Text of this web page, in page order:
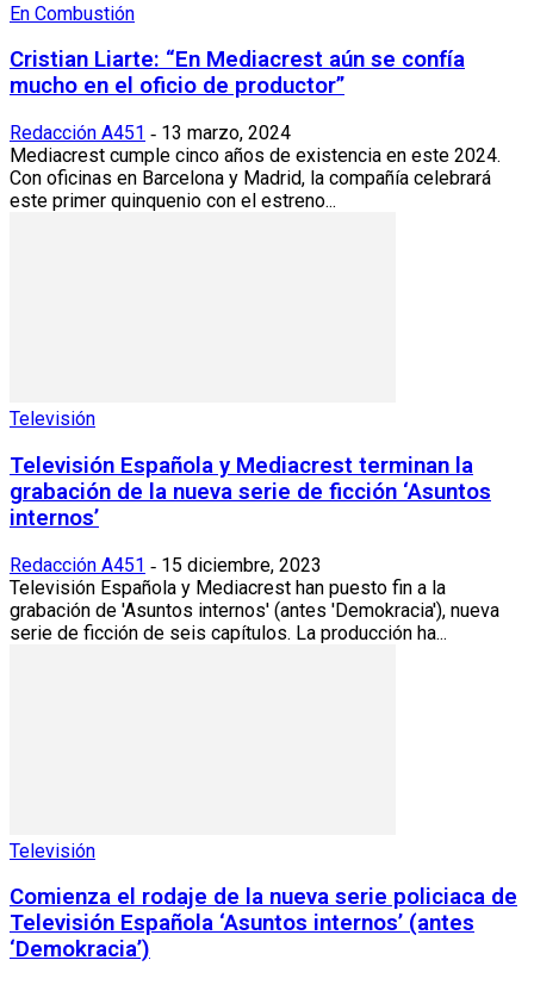
En Combustión
Cristian Liarte: “En Mediacrest aún se confía
mucho en el oficio de productor”
Redacción A451 - 13 marzo, 2024
Mediacrest cumple cinco años de existencia en este 2024.
Con oficinas en Barcelona y Madrid, la compañía celebrará
este primer quinquenio con el estreno...
Televisión
Televisión Española y Mediacrest terminan la
grabación de la nueva serie de ficción ‘Asuntos
internos’
Redacción A451 - 15 diciembre, 2023
Televisión Española y Mediacrest han puesto fin a la
grabación de 'Asuntos internos' (antes 'Demokracia'), nueva
serie de ficción de seis capítulos. La producción ha...
Televisión
Comienza el rodaje de la nueva serie policiaca de
Televisión Española ‘Asuntos internos’ (antes
‘Demokracia’)